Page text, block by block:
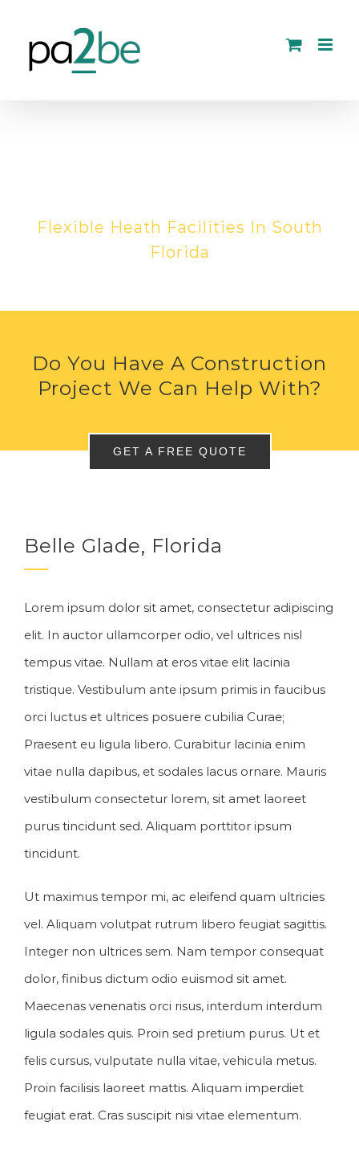
content
Flexible Heath Facilities In South
Florida
Do You Have A Construction
Project We Can Help With?
GET A FREE QUOTE
Belle Glade, Florida
Lorem ipsum dolor sit amet, consectetur adipiscing
elit. In auctor ullamcorper odio, vel ultrices nisl
tempus vitae. Nullam at eros vitae elit lacinia
tristique. Vestibulum ante ipsum primis in faucibus
orci luctus et ultrices posuere cubilia Curae;
Praesent eu ligula libero. Curabitur lacinia enim
vitae nulla dapibus, et sodales lacus ornare. Mauris
vestibulum consectetur lorem, sit amet laoreet
purus tincidunt sed. Aliquam porttitor ipsum
tincidunt.
Ut maximus tempor mi, ac eleifend quam ultricies
vel. Aliquam volutpat rutrum libero feugiat sagittis.
Integer non ultrices sem. Nam tempor consequat
dolor, finibus dictum odio euismod sit amet.
Maecenas venenatis orci risus, interdum interdum
ligula sodales quis. Proin sed pretium purus. Ut et
felis cursus, vulputate nulla vitae, vehicula metus.
Proin facilisis laoreet mattis. Aliquam imperdiet
feugiat erat. Cras suscipit nisi vitae elementum.